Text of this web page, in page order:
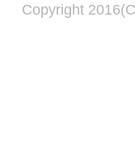
Copyright